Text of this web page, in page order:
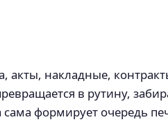
акты, накладные,
в рутину,
формирует очередь